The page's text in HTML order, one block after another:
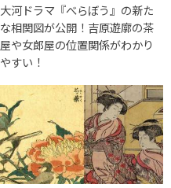
大河ドラマ『べらぼう』の新た
な相関図が公開！吉原遊廓の茶
屋や女郎屋の位置関係がわかり
やすい！